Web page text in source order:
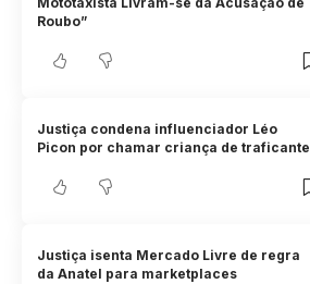
Roubo”
Justiça condena influenciador Léo
Picon por chamar criança de traficante
Justiça isenta Mercado Livre de regra
da Anatel para marketplaces